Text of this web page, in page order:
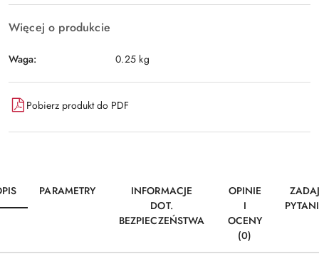
Więcej o produkcie
Waga: 0.25 kg
Pobierz produkt do PDF
PARAMETRY
INFORMACJE
DOT.
BEZPIECZEŃSTWA
OPINIE
I
OCENY
(0)